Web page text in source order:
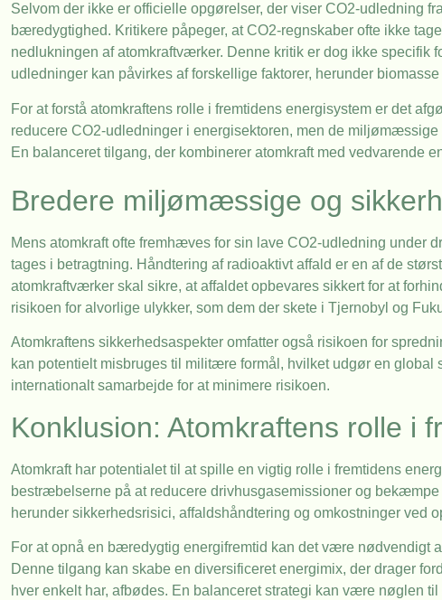
Selvom der ikke er officielle opgørelser, der viser CO2-udledning
bæredygtighed. Kritikere påpeger, at CO2-regnskaber ofte ikke
nedlukningen af atomkraftværker. Denne kritik er dog ikke
udledninger kan påvirkes af forskellige faktorer, herunder biomasse
For at forstå atomkraftens rolle i fremtidens energisystem er det
reducere CO2-udledninger i energisektoren, men de
En balanceret tilgang, der kombinerer atomkraft med
Bredere miljømæssige og
Mens atomkraft ofte fremhæves for sin lave CO2-udledning under
tages i betragtning. Håndtering af radioaktivt affald er en af de
atomkraftværker skal sikre, at affaldet opbevares sikkert for at
risikoen for alvorlige ulykker, som dem der skete i Tjernobyl og
Atomkraftens sikkerhedsaspekter omfatter også risikoen for
kan potentielt misbruges til militære formål, hvilket udgør en
internationalt samarbejde for at minimere risikoen.
Konklusion: Atomkraftens rolle i
Atomkraft har potentialet til at spille en vigtig rolle i fremtidens
bestræbelserne på at reducere drivhusgasemissioner og
herunder sikkerhedsrisici, affaldshåndtering og omkostninger ved
For at opnå en bæredygtig energifremtid kan det være nødvendigt
Denne tilgang kan skabe en diversificeret energimix, der drager
hver enkelt har, afbødes. En balanceret strategi kan være nøglen